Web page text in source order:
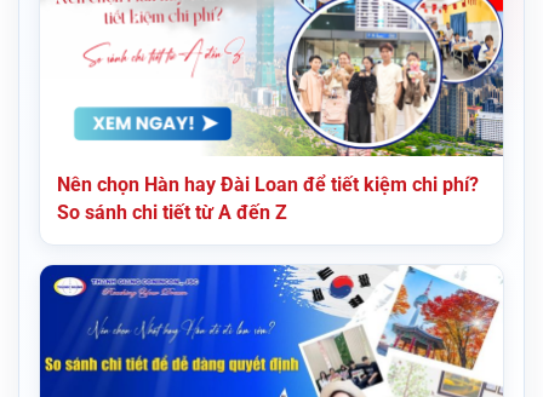
Nên chọn Hàn hay Đài Loan để tiết kiệm chi phí?
So sánh chi tiết từ A đến Z